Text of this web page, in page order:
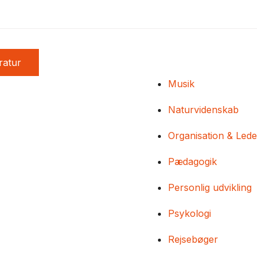
Musik
Naturvidenskab
Organisation &
Pædagogik
Personlig udvikling
Psykologi
Rejsebøger